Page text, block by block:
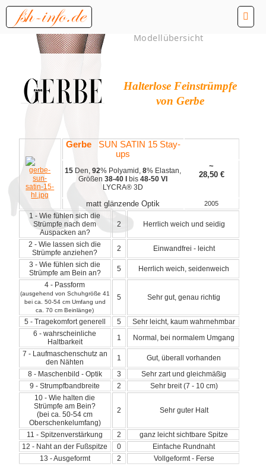
Modellübersicht
Halterlose Feinstrümpfe
von Gerbe
GerbeSUN SATIN 15 Stay-
ups
15 Den,92% Polyamid,8% Elastan,
Größen38-40 I bis48-50 VI
LYCRA® 3D
~
28,50€
matt glänzende Optik 2005
1 - Wie fühlen sich die
Strümpfe nach dem
Auspacken an?
2 Herrlich weich und seidig
2 - Wie lassen sich die
Strümpfe anziehen?
2
Einwandfrei - leicht
3 - Wie fühlen sich die
Strümpfe am Bein an?
5
Herrlich weich, seidenweich
4 - Passform
(ausgehend von Schuhgröße 41
bei ca. 50-54 cm Umfang und
ca. 70 cm Beinlänge)
5 Sehr gut, genau richtig
5 - Tragekomfort generell 5
Sehr leicht, kaum wahrnehmbar
6 - wahrscheinliche
Haltbarkeit
1
Normal, bei normalem Umgang
7 - Laufmaschenschutz an
den Nähten
1
Gut, überall vorhanden
8 - Maschenbild - Optik
3
Sehr zart und gleichmäßig
9 - Strumpfbandbreite
2
Sehr breit (7 - 10 cm)
10 - Wie halten die
Strümpfe am Bein?
(bei ca. 50-54 cm
Oberschenkelumfang)
2 Sehr guter Halt
11 - Spitzenverstärkung 2
ganz leicht sichtbare Spitze
12 - Naht an der Fußspitze
0
Einfache Rundnaht
13 - Ausgeformt
2
Vollgeformt - Ferse